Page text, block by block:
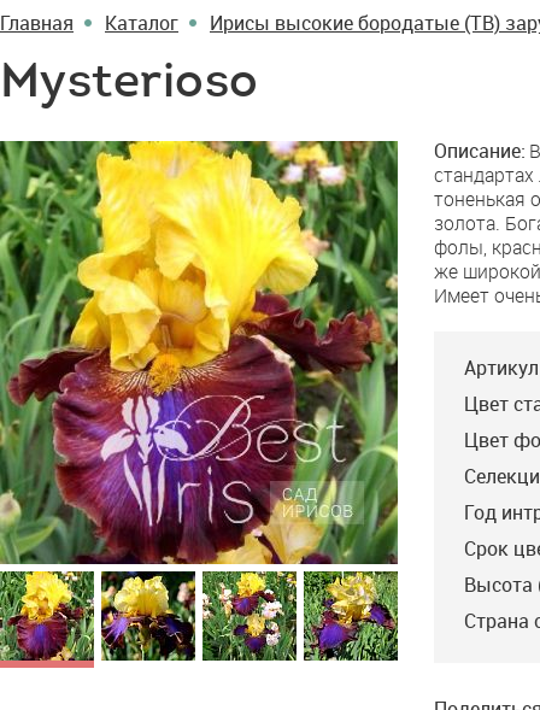
Главная Каталог Ирисы высокие бородатые (TB)
Mysterioso
Mysterioso Описание:
тоненькая
золота.
фолы,
же
Имеет
Цвет
Цвет
Год
Срок
Высота
Страна
Electric Candy
Blyth’10, M, 91.
Стандарты лавандовые
с бежево-лавандовыми